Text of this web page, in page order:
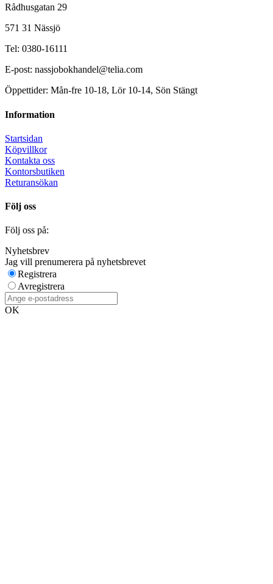
Rådhusgatan 29
571 31 Nässjö
Tel: 0380-16111
E-post: nassjobokhandel@telia.com
Öppettider: Mån-fre 10-18, Lör 10-14, Sön Stängt
Information
Startsidan
Köpvillkor
Kontakta oss
Kontorsbutiken
Returansökan
Följ oss
Följ oss på:
Nyhetsbrev
Jag vill prenumerera på nyhetsbrevet
Registrera
Avregistrera
OK